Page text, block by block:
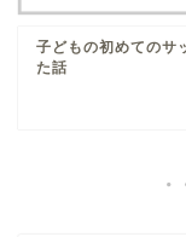
子どもの初めてのサ
た話